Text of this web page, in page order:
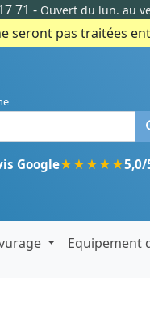
71 - Ouvert du lun. au
seront pas traitées
Google★★★★★5,0/
Equipement